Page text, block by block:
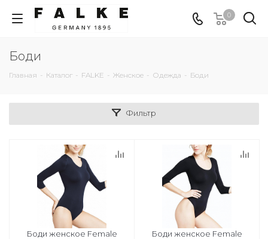
0
Боди
Главная - Каталог - FALKE - Женское - Одежда - Боди
Фильтр
Боди женское Female
Боди женское Female